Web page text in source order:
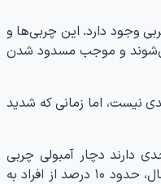
وجود دارد. این چربی‌ها و
و موجب مسدود شدن
نیست، اما زمانی که شدید
استخوانی جدی دارند دچار آمبولی چربی
می‌شوند. اما در بیشتر موارد، هیچ علامتی وجود ندارد و آمبولی خودبه‌خود از بین می‌رود. با این حال، حدود ۱۰ درصد از افراد به